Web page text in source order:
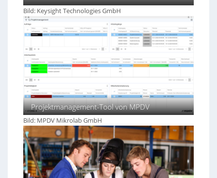
e
r
i
n
d
u
t
r
.
0
Bild: Keysight Technologies GmbH
Projektmanagement-Tool von MPDV
Bild: MPDV Mikrolab GmbH